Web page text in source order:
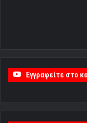
Εγγραφείτε στο